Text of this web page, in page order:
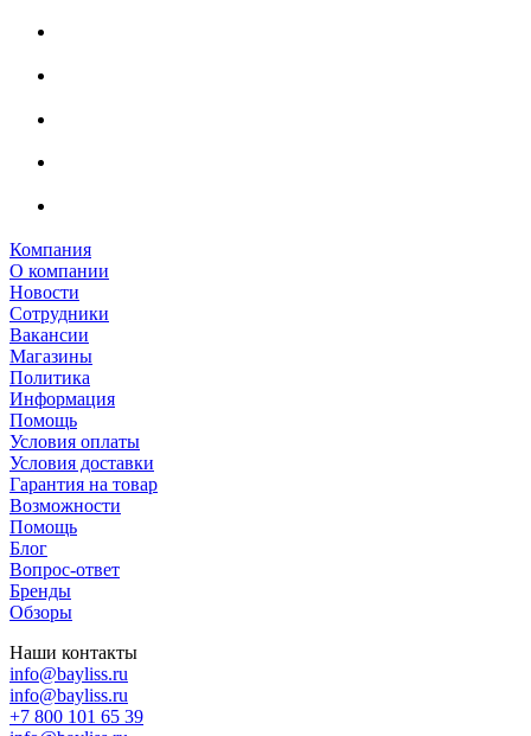
Компания
О компании
Новости
Сотрудники
Вакансии
Магазины
Политика
Информация
Помощь
Условия оплаты
Условия доставки
Гарантия на товар
Возможности
Помощь
Блог
Вопрос-ответ
Бренды
Обзоры
Наши контакты
info@bayliss.ru
info@bayliss.ru
+7 800 101 65 39